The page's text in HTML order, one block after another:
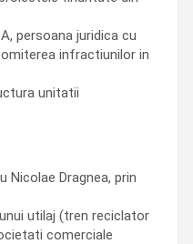
persoana juridica cu
infractiunilor in
unitatii
Dragnea, prin
utilaj (tren reciclator
comerciale